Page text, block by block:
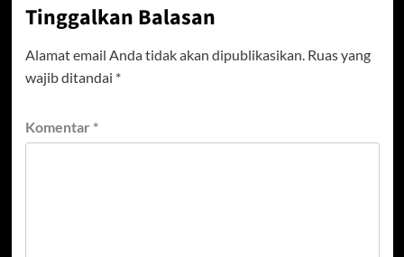
Tinggalkan Balasan
Alamat email Anda tidak akan dipublikasikan. Ruas yang
wajib ditandai *
Komentar *